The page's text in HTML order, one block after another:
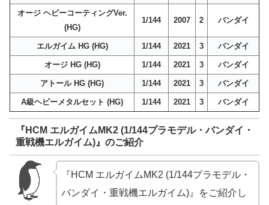
オージ ヘビーコーティングVer.
(HG)
1/144 2007 2 バンダイ
エルガイム HG (HG) 1/144 2021 3 バンダイ
オージ HG (HG) 1/144 2021 3 バンダイ
アトール HG (HG) 1/144 2021 3 バンダイ
A級ヘビーメタルセット (HG) 1/144 2021 3 バンダイ
『HCM エルガイムMK2 (1/144プラモデル・バンダイ・
重戦機エルガイム)』のご紹介
『HCM エルガイムMK2 (1/144プラモデル・
バンダイ・重戦機エルガイム)』をご紹介し